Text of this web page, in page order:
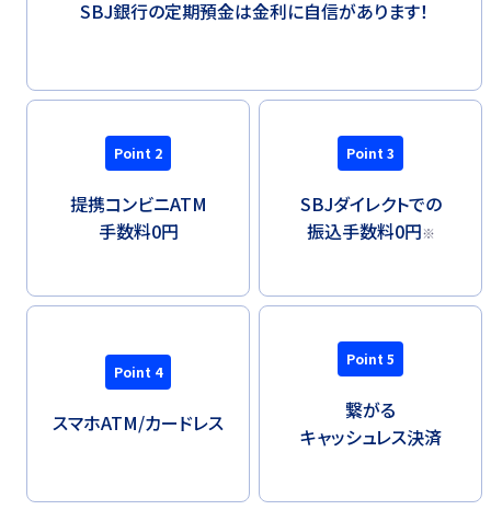
SBJ銀行の定期預金は金利に自信があります！
Point 2
提携コンビニATM
手数料0円
Point 3
SBJダイレクトでの
振込手数料0円※
Point 4
スマホATM/カードレス
Point 5
繋がる
キャッシュレス決済